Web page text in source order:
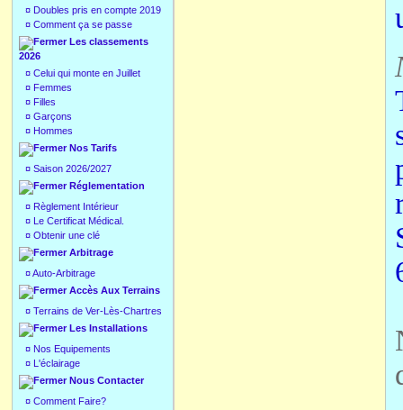
¤ Doubles pris en compte 2019
¤ Comment ça se passe
Les classements
2026
¤ Celui qui monte en Juillet
¤ Femmes
¤ Filles
¤ Garçons
¤ Hommes
Nos Tarifs
¤ Saison 2026/2027
Réglementation
¤ Règlement Intérieur
¤ Le Certificat Médical.
¤ Obtenir une clé
Arbitrage
¤Auto-Arbitrage
Accès Aux Terrains
¤ Terrains de Ver-Lès-Chartres
Les Installations
¤ Nos Equipements
¤ L'éclairage
Nous Contacter
¤ Comment Faire?